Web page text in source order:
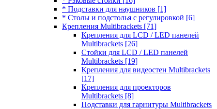
* Подставки для наушников [1]
* Столы и подстолья с регулировкой [6]
Крепления Multibrackets [71]
Крепления для LCD / LED панелей
Multibrackets [26]
Стойки для LCD / LED панелей
Multibrackets [19]
Крепления для видеостен Multibrackets
[17]
Крепления для проекторов
Multibrackets [8]
Подставки для гарнитуры Multibrackets